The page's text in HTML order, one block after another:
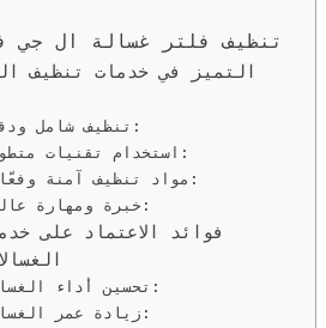
تنظيف فلتر غسالة ال جي
التميز في خدمات تنظيف
1. تنظيف شامل ودقيق:
2. استخدام تقنيات متطورة:
3. مواد تنظيف آمنة وفعّالة:
4. خبرة ومهارة عالية:
فوائد الاعتماد على
1. تحسين أداء الغسالة:
2. زيادة عمر الغسالة: